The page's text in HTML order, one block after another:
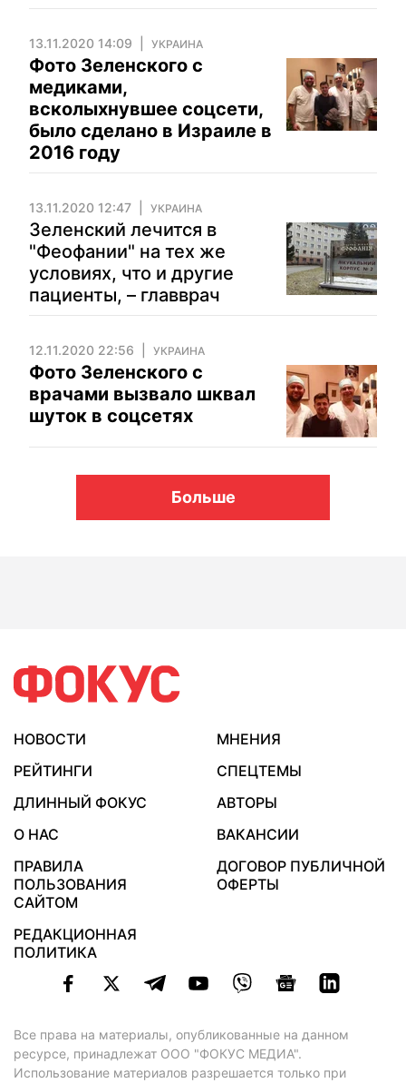
13.11.2020 14:09 УКРАИНА
Фото Зеленского с
медиками,
всколыхнувшее соцсети,
было сделано в Израиле в
2016 году
13.11.2020 12:47 УКРАИНА
Зеленский лечится в
"Феофании" на тех же
условиях, что и другие
пациенты, – главврач
12.11.2020 22:56 УКРАИНА
Фото Зеленского с
врачами вызвало шквал
шуток в соцсетях
Больше
НОВОСТИ
МНЕНИЯ
РЕЙТИНГИ
СПЕЦТЕМЫ
ДЛИННЫЙ ФОКУС
АВТОРЫ
О НАС
ВАКАНСИИ
ПРАВИЛА
ПОЛЬЗОВАНИЯ
САЙТОМ
ДОГОВОР ПУБЛИЧНОЙ
ОФЕРТЫ
РЕДАКЦИОННАЯ
ПОЛИТИКА
Все права на материалы, опубликованные на данном
ресурсе, принадлежат ООО "ФОКУС МЕДИА".
Использование материалов разрешается только при